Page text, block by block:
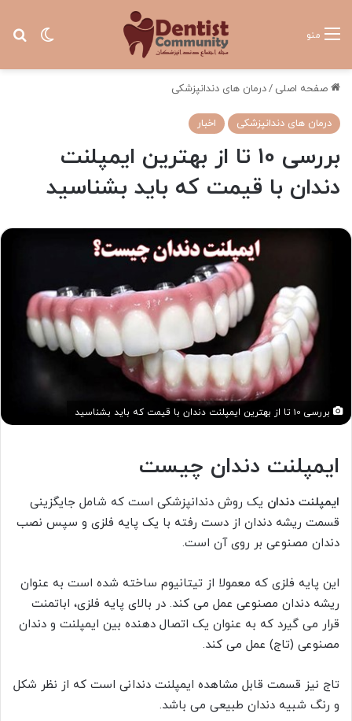
تغییر منو
صفحه اصلی /درمان های دندانپزشکی
درمان های دندانپزشکی اخبار
بررسی 10 تا از بهترین ایمپلنت
دندان با قیمت که باید بشناسید
بررسی 10 تا از بهترین ایمپلنت دندان با قیمت که باید بشناسید
ایمپلنت دندان چیست
ایمپلنت دندان یک روش دندانپزشکی است که شامل جایگزینی
قسمت ریشه دندان از دست رفته با یک پایه فلزی و سپس نصب
دندان مصنوعی بر روی آن است.
این پایه فلزی که معمولا از تیتانیوم ساخته شده است به عنوان
ریشه دندان مصنوعی عمل می کند. در بالای پایه فلزی، اباتمنت
قرار می گیرد که به عنوان یک اتصال دهنده بین ایمپلنت و دندان
مصنوعی (تاج) عمل می کند.
تاج نیز قسمت قابل مشاهده ایمپلنت دندانی است که از نظر شکل
و رنگ شبیه دندان طبیعی می باشد.